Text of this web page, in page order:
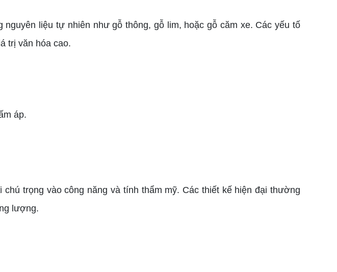
liệu tự nhiên như gỗ thông, gỗ lim, hoặc gỗ căm xe. Các yếu tố
trị văn hóa cao.
áp.
trọng vào công năng và tính thẩm mỹ. Các thiết kế hiện đại thường
lượng.